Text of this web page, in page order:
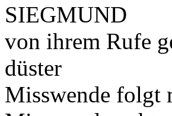
SIEGMUND
von ihrem Rufe
düster
Misswende folgt